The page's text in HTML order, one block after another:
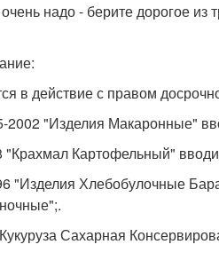
надо - берите дорогое
в действие с правом
2002 "Изделия Макаронные"
"Крахмал Картофельный"
"Изделия Хлебобулочные
Сахарная